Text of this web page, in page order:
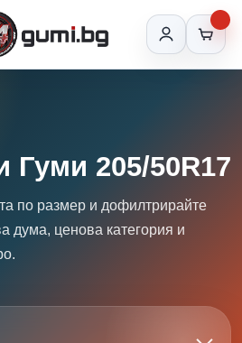
Гуми 205/50R17
по размер и дофилтрирайте
дума, ценова категория и